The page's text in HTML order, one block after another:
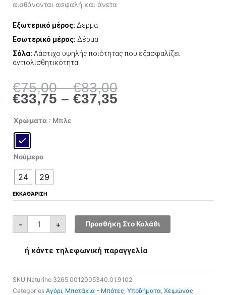
αισθάνονται ασφαλή και άνετα
Εξωτερικό μέρος: Δέρμα
Εσωτερικό μέρος: Δέρμα
Σόλα: Λάστιχο υψηλής ποιότητας που εξασφαλίζει
αντιολισθητικότητα
€75,00 – €83,00Price
€33,75 – €37,35
Price
Χρώματα : Μπλε
Νούμερο
24 29
ΕΚΚΑΘΆΡΙΣΗ
-
Naturino
3265
ποσότητα
+ Προσθήκη Στο Καλάθι
ή κάντε τηλεφωνική παραγγελία
SKU Naturino 3265 0012005340.01.9102
Categories Αγόρι, Μποτάκια - Μπότες, Υποδήματα, Χειμώνας